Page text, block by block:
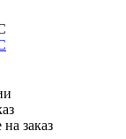
заказ